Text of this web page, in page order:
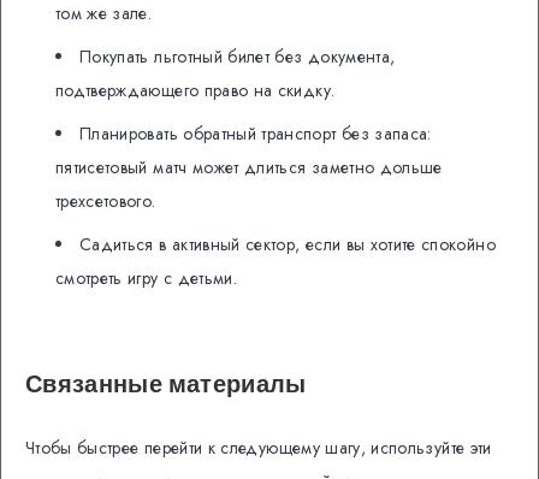
том же зале.
Покупать льготный билет без документа,
подтверждающего право на скидку.
Планировать обратный транспорт без запаса:
пятисетовый матч может длиться заметно дольше
трехсетового.
Садиться в активный сектор, если вы хотите спокойно
смотреть игру с детьми.
Связанные материалы
Чтобы быстрее перейти к следующему шагу, используйте эти